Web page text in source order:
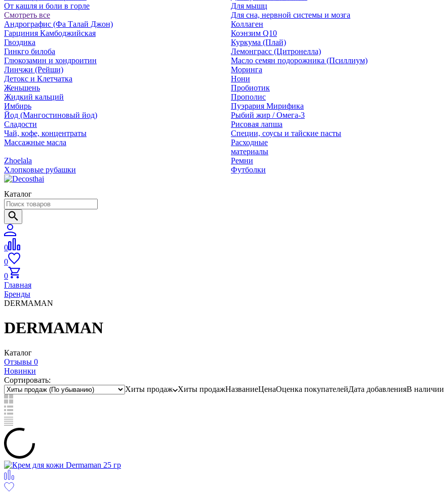
От кашля и боли в горле
Смотреть все
Для мышц
Для сна, нервной системы и мозга
Андрографис (Фа Талай Джон)
Гарциния Камбоджийская
Гвоздика
Гинкго билоба
Глюкозамин и хондроитин
Линчжи (Рейши)
Детокс и Клетчатка
Женьшень
Жидкий кальций
Имбирь
Йод (Мангостиновый йод)
Коллаген
Коэнзим Q10
Куркума (Плай)
Лемонграсс (Цитронелла)
Масло семян подорожника (Псиллиум)
Моринга
Нони
Пробиотик
Прополис
Пуэрария Мирифика
Рыбий жир / Омега-3
Сладости
Чай, кофе, концентраты
Рисовая лапша
Специи, соусы и тайские пасты
Массажные масла
Расходные
материалы
Zhoelala
Хлопковые рубашки
Ремни
Футболки
Каталог
0
0
0
Главная
Бренды
DERMAMAN
DERMAMAN
Каталог
Отзывы 0
Новинки
Сортировать:
Хиты продаж
Хиты продажНазваниеЦенаОценка покупателейДата добавленияВ наличии